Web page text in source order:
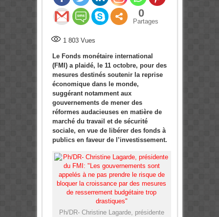
0
Partages
1 803Vues
Le Fonds monétaire international
(FMI) a plaidé, le 11 octobre, pour des
mesures destinés soutenir la reprise
économique dans le monde,
suggérant notamment aux
gouvernements de mener des
réformes audacieuses en matière de
marché du travail et de sécurité
sociale, en vue de libérer des fonds à
publics en faveur de l’investissement.
Ph/DR- Christine Lagarde, présidente